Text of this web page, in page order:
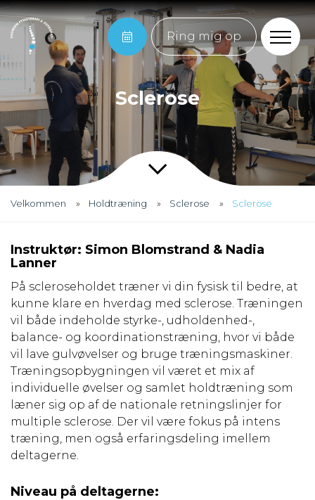
Ring mig op
Sclerose
Velkommen Holdtræning Sclerose Sclerose
Instruktør: Simon Blomstrand & Nadia
Lanner
På scleroseholdet træner vi din fysisk til bedre, at
kunne klare en hverdag med sclerose. Træningen
vil både indeholde styrke-, udholdenhed-,
balance- og koordinationstræning, hvor vi både
vil lave gulvøvelser og bruge træningsmaskiner.
Træningsopbygningen vil været et mix af
individuelle øvelser og samlet holdtræning som
læner sig op af de nationale retningslinjer for
multiple sclerose. Der vil være fokus på intens
træning, men også erfaringsdeling imellem
deltagerne.
Niveau på deltagerne: